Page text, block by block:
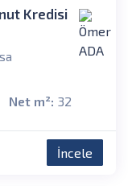
Kredisi
Net m²: 32
İncele